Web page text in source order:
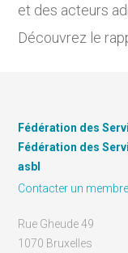
et des acteurs
Découvrez le
Fédération des
Fédération des
asbl
Contacter un membre
Rue Gheude 49
1070 Bruxelles